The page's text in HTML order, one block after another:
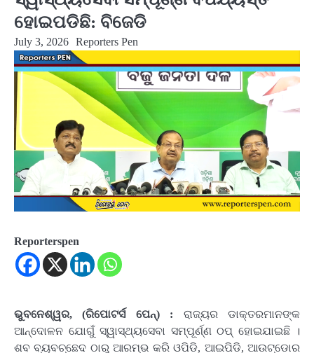
ହୋଇପଡିଛି: ବିଜେଡି
July 3, 2026 Reporters Pen
Reporterspen
ଭୁବନେଶ୍ୱର, (ରିପୋଟର୍ସ ପେନ୍‌) : ରାଜ୍ୟର ଡାକ୍ତରମାନଙ୍କ
ଆନ୍ଦୋଳନ ଯୋଗୁଁ ସ୍ୱାସ୍ଥ୍ୟସେବା ସମ୍ପୂର୍ଣ୍ଣ ଠପ୍ ହୋଇଯାଇଛି ।
ଶବ ବ୍ୟବଚ୍ଛେଦ ଠାରୁ ଆରମ୍ଭ କରି ଓପିଡି, ଆଇପିଡି, ଆଉଟ୍‌ଡୋର